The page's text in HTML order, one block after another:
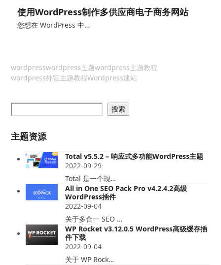
使用WordPress制作多供应商电子商务网站
您想在 WordPress 中…
wordpresswordpress主题wordpress主题教程
wordpress外贸主题教程Wordpress建站
搜索
主题资源
Total v5.5.2 – 响应式多功能WordPress主题
2022-09-29
Total 是一个现…
All in One SEO Pack Pro v4.2.4.2高级
WordPress插件
2022-09-04
关于多合一 SEO …
WP Rocket v3.12.0.5 WordPress高级缓存插
件下载
2022-09-04
关于 WP Rock…